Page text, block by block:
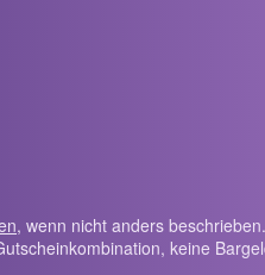
, wenn nicht anders beschrieben.
keine